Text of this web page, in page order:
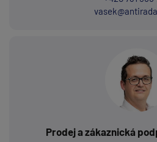
Prodej a zákaznická